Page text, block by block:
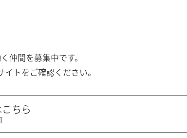
仲間を募集中です。
イトをご確認ください。
ちら